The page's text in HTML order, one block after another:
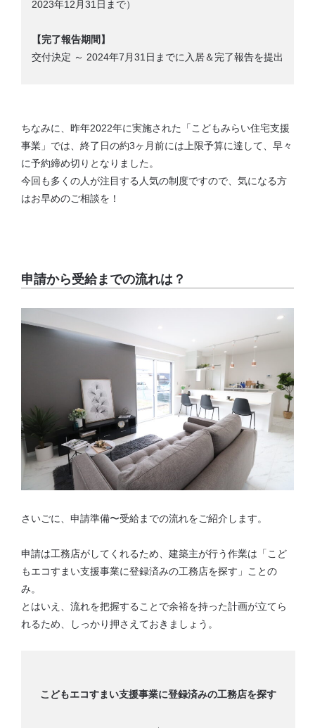
2023年12月31日まで）
【完了報告期間】
交付決定 ～ 2024年7月31日までに入居＆完了報告を提出
ちなみに、昨年2022年に実施された「こどもみらい住宅支援
事業」では、終了日の約3ヶ月前には上限予算に達して、早々
に予約締め切りとなりました。
今回も多くの人が注目する人気の制度ですので、気になる方
はお早めのご相談を！
申請から受給までの流れは？
さいごに、申請準備〜受給までの流れをご紹介します。
申請は工務店がしてくれるため、建築主が行う作業は「こど
もエコすまい支援事業に登録済みの工務店を探す」ことの
み。
とはいえ、流れを把握することで余裕を持った計画が立てら
れるため、しっかり押さえておきましょう。
こどもエコすまい支援事業に登録済みの工務店を探す